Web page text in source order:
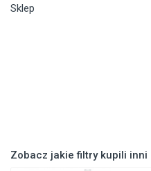
Sklep
Zobacz jakie filtry kupili inni